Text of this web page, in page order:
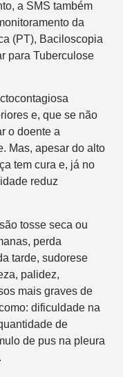
a SMS também
da
(PT), Baciloscopia
para Tuberculose
e, que se não
o doente a
Mas, apesar do alto
tem cura e, já no
reduz
tosse seca ou
perda
tarde, sudorese
palidez,
mais graves de
dificuldade na
de
de pus na pleura